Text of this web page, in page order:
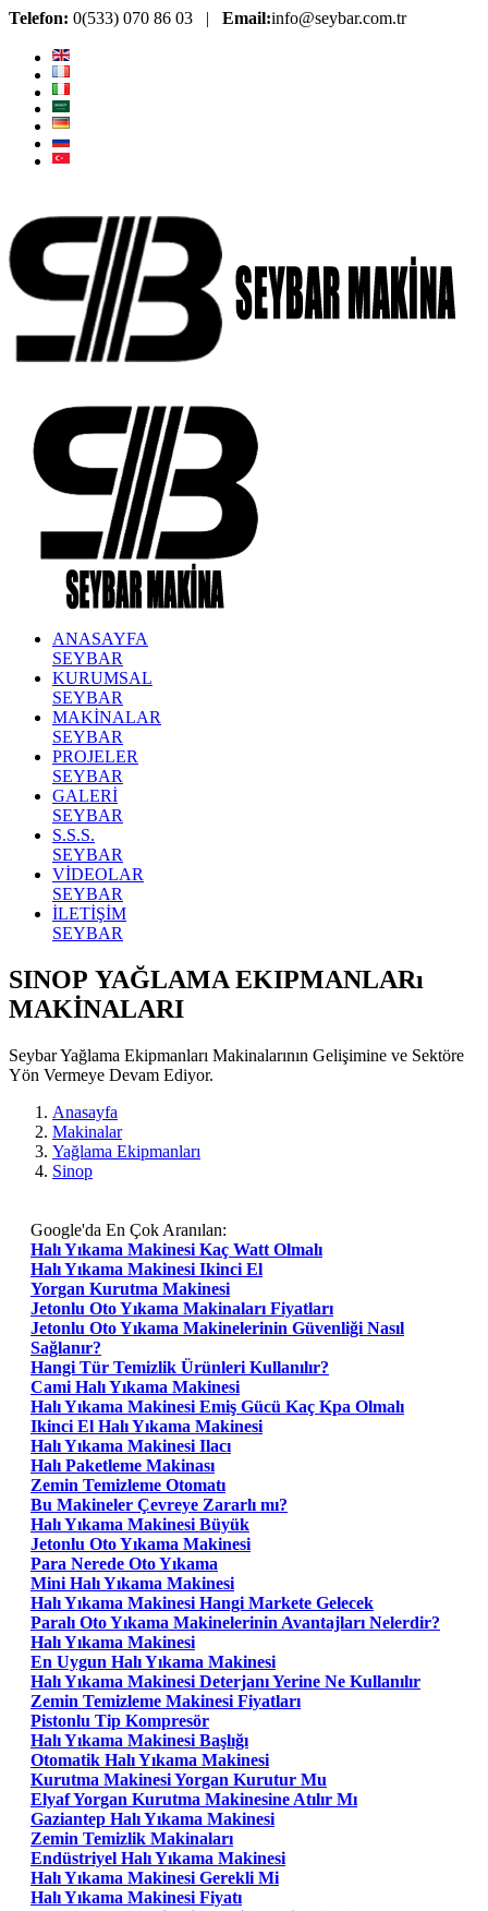
Telefon: 0(533) 070 86 03 | Email:info@seybar.com.tr
ANASAYFA
SEYBAR
KURUMSAL
SEYBAR
MAKİNALAR
SEYBAR
PROJELER
SEYBAR
GALERİ
SEYBAR
S.S.S.
SEYBAR
VİDEOLAR
SEYBAR
İLETİŞİM
SEYBAR
SINOP YAĞLAMA EKIPMANLARı
MAKİNALARI
Seybar Yağlama Ekipmanları Makinalarının Gelişimine ve Sektöre
Yön Vermeye Devam Ediyor.
Anasayfa
Makinalar
Yağlama Ekipmanları
Sinop
Google'da En Çok Aranılan:
Halı Yıkama Makinesi Kaç Watt Olmalı
Halı Yıkama Makinesi Ikinci El
Yorgan Kurutma Makinesi
Jetonlu Oto Yıkama Makinaları Fiyatları
Jetonlu Oto Yıkama Makinelerinin Güvenliği Nasıl
Sağlanır?
Hangi Tür Temizlik Ürünleri Kullanılır?
Cami Halı Yıkama Makinesi
Halı Yıkama Makinesi Emiş Gücü Kaç Kpa Olmalı
Ikinci El Halı Yıkama Makinesi
Halı Yıkama Makinesi Ilacı
Halı Paketleme Makinası
Zemin Temizleme Otomatı
Bu Makineler Çevreye Zararlı mı?
Halı Yıkama Makinesi Büyük
Jetonlu Oto Yıkama Makinesi
Para Nerede Oto Yıkama
Mini Halı Yıkama Makinesi
Halı Yıkama Makinesi Hangi Markete Gelecek
Paralı Oto Yıkama Makinelerinin Avantajları Nelerdir?
Halı Yıkama Makinesi
En Uygun Halı Yıkama Makinesi
Halı Yıkama Makinesi Deterjanı Yerine Ne Kullanılır
Zemin Temizleme Makinesi Fiyatları
Pistonlu Tip Kompresör
Halı Yıkama Makinesi Başlığı
Otomatik Halı Yıkama Makinesi
Kurutma Makinesi Yorgan Kurutur Mu
Elyaf Yorgan Kurutma Makinesine Atılır Mı
Gaziantep Halı Yıkama Makinesi
Zemin Temizlik Makinaları
Endüstriyel Halı Yıkama Makinesi
Halı Yıkama Makinesi Gerekli Mi
Halı Yıkama Makinesi Fiyatı